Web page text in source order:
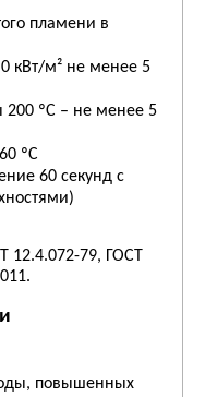
пламени в
кВт/м² не менее 5
ºС – не менее 5
ºС
60 секунд с
12.4.072-79, ГОСТ
повышенных